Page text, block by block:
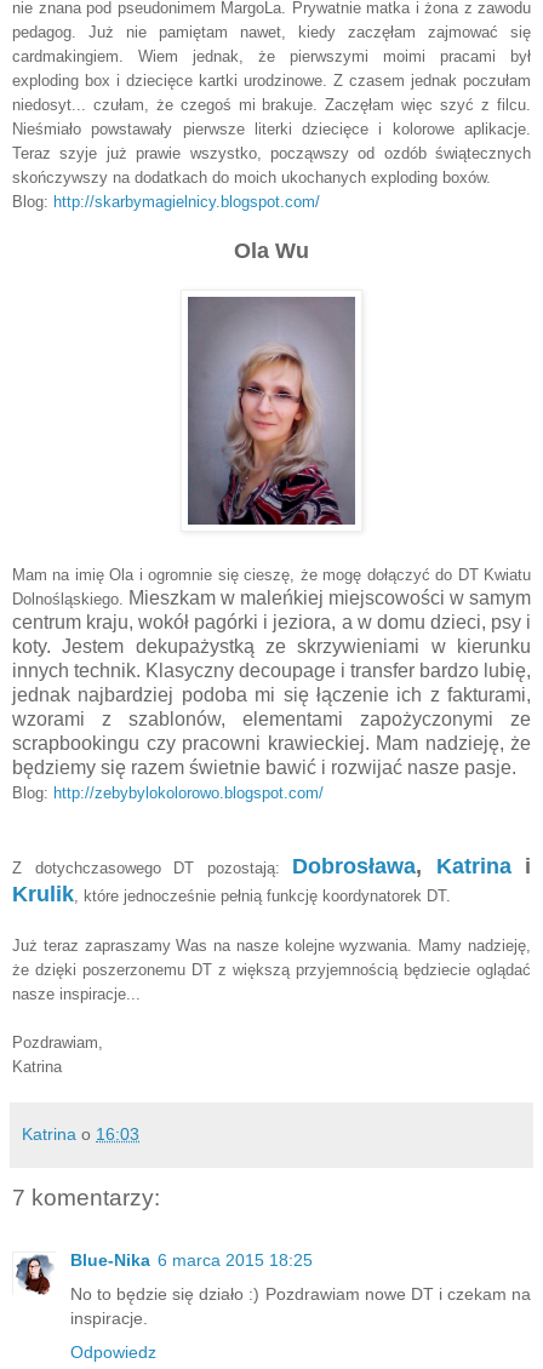
nie znana pod pseudonimem MargoLa.
Prywatnie matka i żona z zawodu
pedagog. Już nie pamiętam nawet, kiedy zaczęłam zajmować się
cardmakingiem. Wiem jednak, że pierwszymi moimi pracami był
exploding box i dziecięce kartki urodzinowe. Z czasem jednak poczułam
niedosyt... czułam, że czegoś mi brakuje. Zaczęłam więc szyć z filcu.
Nieśmiało powstawały pierwsze literki dziecięce i kolorowe aplikacje.
Teraz szyje już prawie wszystko, począwszy od ozdób świątecznych
skończywszy na dodatkach do moich ukochanych exploding boxów.
Blog: http://skarbymagielnicy. blogspot.com/
Ola Wu
Mam na imię Ola i ogromnie się cieszę, że mogę dołączyć do DT Kwiatu
Dolnośląskiego.
Mieszkam w maleńkiej miejscowości w samym
centrum kraju, wokół pagórki i jeziora, a w domu dzieci, psy i
koty. Jestem dekupażystką ze skrzywieniami w kierunku
innych technik. Klasyczny decoupage i transfer bardzo lubię,
jednak najbardziej podoba mi się łączenie ich z fakturami,
wzorami z szablonów, elementami zapożyczonymi ze
scrapbookingu czy pracowni krawieckiej. Mam nadzieję, że
będziemy się razem świetnie bawić i rozwijać nasze pasje.
Blog: http://zebybylokolorowo.blogspot.com/
Z dotychczasowego DT pozostają: Dobrosława, Katrinai
Krulik , które jednocześnie pełnią funkcję koordynatorek DT.
Już teraz zapraszamy Was na nasze kolejne wyzwania. Mamy nadzieję,
że dzięki poszerzonemu DT z większą przyjemnością będziecie oglądać
nasze inspiracje...
Pozdrawiam,
Katrina
Katrina o 16:03
7 komentarzy:
Blue-Nika 6 marca 2015 18:25
No to będzie się działo :) Pozdrawiam nowe DT i czekam na
inspiracje.
Odpowiedz